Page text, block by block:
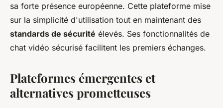
sa forte présence européenne. Cette plateforme mise
sur la simplicité d'utilisation tout en maintenant des
standards de sécurité élevés. Ses fonctionnalités de
chat vidéo sécurisé facilitent les premiers échanges.
Plateformes émergentes et
alternatives prometteuses